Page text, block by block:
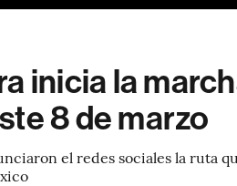
inicia la
8 de marzo
el redes sociales la ruta